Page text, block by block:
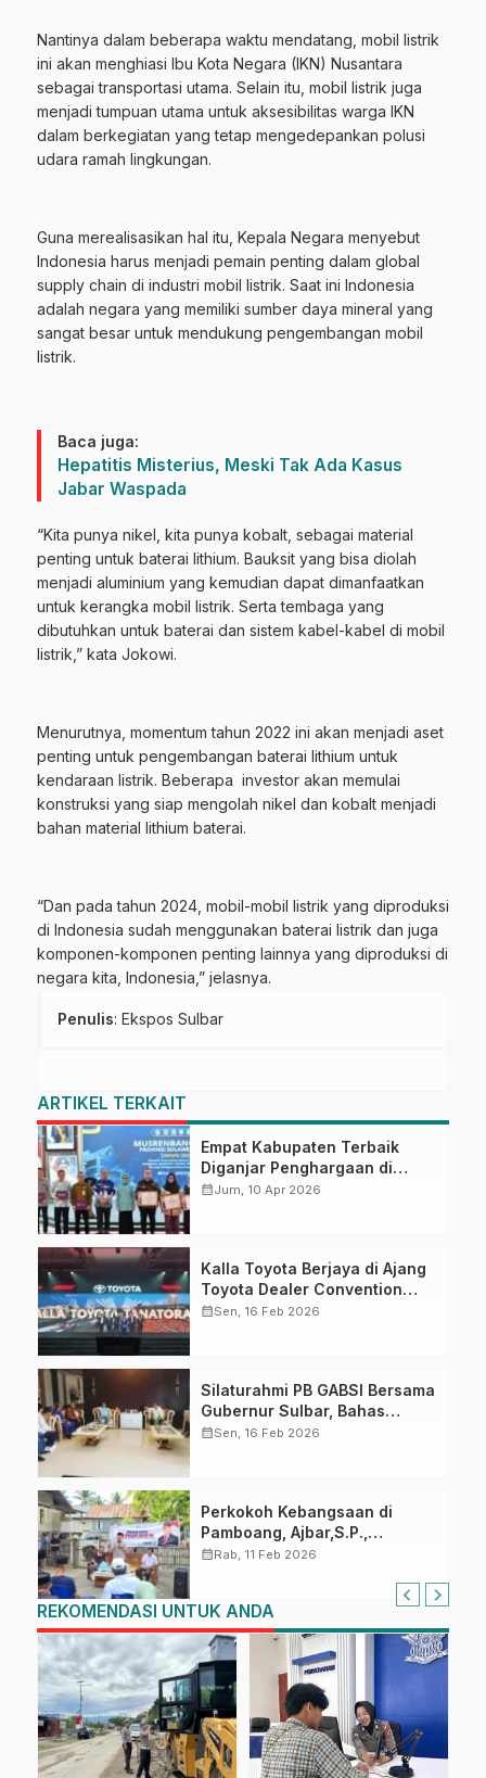
Nantinya dalam beberapa waktu mendatang, mobil listrik
ini akan menghiasi Ibu Kota Negara (IKN) Nusantara
sebagai transportasi utama. Selain itu, mobil listrik juga
menjadi tumpuan utama untuk aksesibilitas warga IKN
dalam berkegiatan yang tetap mengedepankan polusi
udara ramah lingkungan.
Guna merealisasikan hal itu, Kepala Negara menyebut
Indonesia harus menjadi pemain penting dalam global
supply chain di industri mobil listrik. Saat ini Indonesia
adalah negara yang memiliki sumber daya mineral yang
sangat besar untuk mendukung pengembangan mobil
listrik.
Baca juga:
Hepatitis Misterius, Meski Tak Ada Kasus
Jabar Waspada
“Kita punya nikel, kita punya kobalt, sebagai material
penting untuk baterai lithium. Bauksit yang bisa diolah
menjadi aluminium yang kemudian dapat dimanfaatkan
untuk kerangka mobil listrik. Serta tembaga yang
dibutuhkan untuk baterai dan sistem kabel-kabel di mobil
listrik,” kata Jokowi.
Menurutnya, momentum tahun 2022 ini akan menjadi aset
penting untuk pengembangan baterai lithium untuk
kendaraan listrik. Beberapa investor akan memulai
konstruksi yang siap mengolah nikel dan kobalt menjadi
bahan material lithium baterai.
“Dan pada tahun 2024, mobil-mobil listrik yang diproduksi
di Indonesia sudah menggunakan baterai listrik dan juga
komponen-komponen penting lainnya yang diproduksi di
negara kita, Indonesia,” jelasnya.
Penulis: Ekspos Sulbar
ARTIKEL TERKAIT
Empat Kabupaten Terbaik
Diganjar Penghargaan di
Musrenbang Sulbar 2027
calendar_monthJum, 10 Apr 2026
Kalla Toyota Berjaya di Ajang
Toyota Dealer Convention
2026
calendar_monthSen, 16 Feb 2026
Silaturahmi PB GABSI Bersama
Gubernur Sulbar, Bahas
Persiapan Kejurnas Bridge ke-
calendar_monthSen, 16 Feb 2026
Perkokoh Kebangsaan di
Pamboang, Ajbar,S.P.,
Sosialisasi Empat Pilar di Desa
calendar_monthRab, 11 Feb 2026
REKOMENDASI UNTUK ANDA